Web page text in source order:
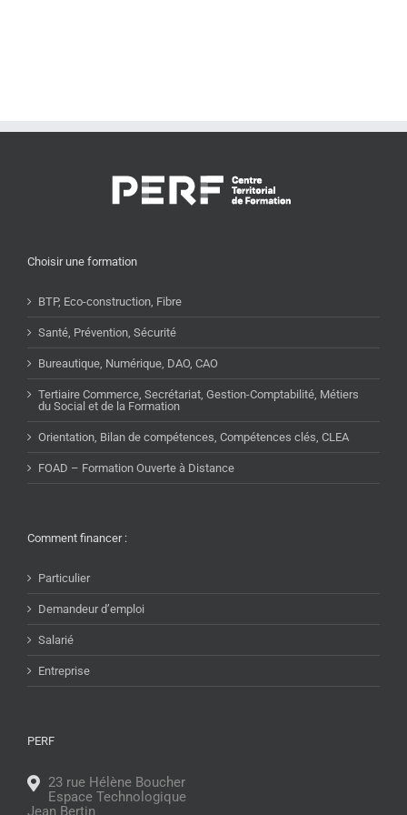
Choisir une formation
BTP, Eco-construction, Fibre
Santé, Prévention, Sécurité
Bureautique, Numérique, DAO, CAO
Tertiaire Commerce, Secrétariat, Gestion-Comptabilité, Métiers
du Social et de la Formation
Orientation, Bilan de compétences, Compétences clés, CLEA
FOAD – Formation Ouverte à Distance
Comment financer :
Particulier
Demandeur d’emploi
Salarié
Entreprise
PERF
23 rue Hélène Boucher
Espace Technologique
Jean Bertin